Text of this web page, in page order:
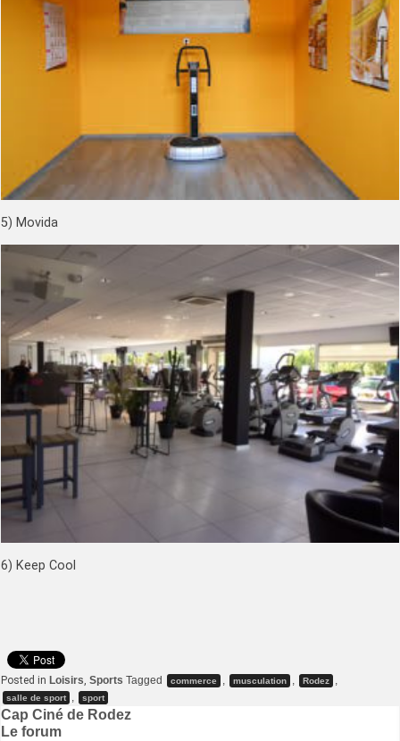
5) Movida
6) Keep Cool
Posted in Loisirs, Sports Tagged commerce , musculation , Rodez ,
salle de sport , sport
Navigation
Cap Ciné de Rodez
Le forum